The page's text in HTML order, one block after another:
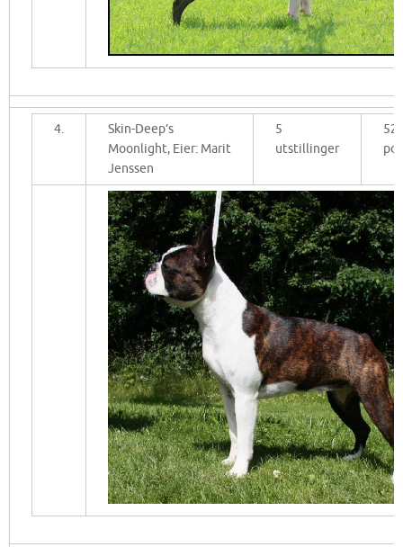
4.
Skin-Deep’s
Moonlight, Eier: Marit
Jenssen
5
utstillinger
52